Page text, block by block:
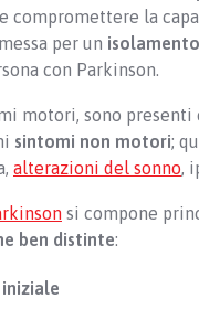
e compromettere la
per un
con Parkinson.
motori, sono presenti
sintomi non motori;
alterazioni del sonno,
si compone
ben distinte: